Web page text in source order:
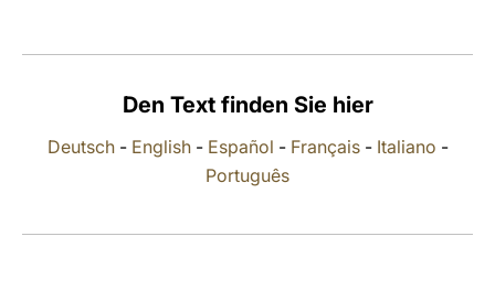
Den Text finden Sie hier
Deutsch- English- Español - Français- Italiano -
Português